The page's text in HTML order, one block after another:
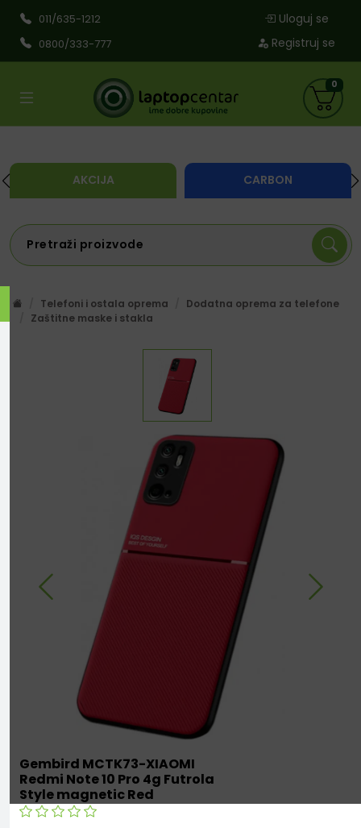
011/635-1212
0800/333-777
Uloguj se
Registruj se
AKCIJA CARBON
0
Telefoni i ostala oprema
Dodatna oprema za telefone
Zaštitne maske i stakla
Gembird MCTK73-XIAOMI
Redmi Note 10 Pro 4g Futrola
Style magnetic Red